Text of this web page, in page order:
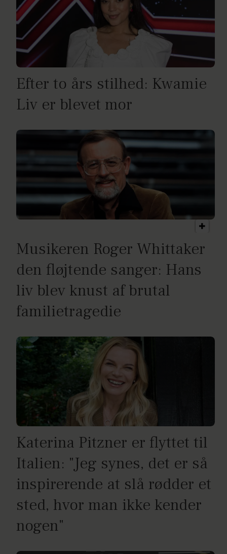
Efter to års stilhed: Kwamie
Liv er blevet mor
Musikeren Roger Whittaker
den fløjtende sanger: Hans
liv blev knust af brutal
familietragedie
Katerina Pitzner er flyttet til
Italien: "Jeg synes, det er så
inspirerende at slå rødder et
sted, hvor man ikke kender
nogen"